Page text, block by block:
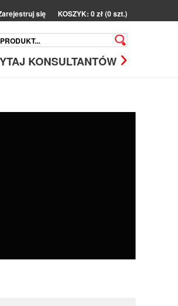
się KOSZYK: 0 zł (0 szt.)
KONSULTANTÓW